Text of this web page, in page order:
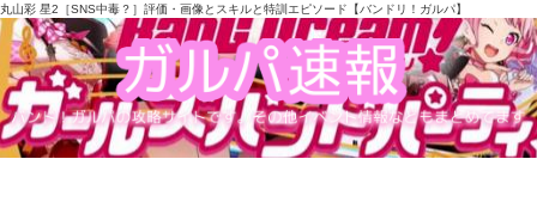
丸山彩 星2［SNS中毒？］評価・画像とスキルと特訓エピソード【バンドリ！ガルパ】